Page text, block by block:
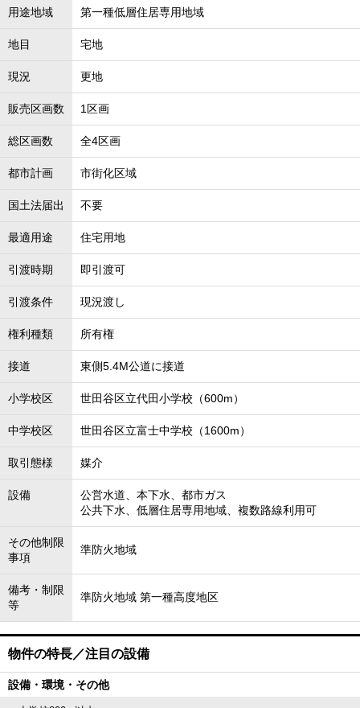
用途地域 第一種低層住居専用地域
地目 宅地
現況 更地
販売区画数 1区画
総区画数 全4区画
都市計画 市街化区域
国土法届出 不要
最適用途 住宅用地
引渡時期 即引渡可
引渡条件 現況渡し
権利種類 所有権
接道 東側5.4M公道に接道
小学校区 世田谷区立代田小学校（600m）
中学校区 世田谷区立富士中学校（1600m）
取引態様 媒介
設備
公営水道、本下水、都市ガス
公共下水、低層住居専用地域、複数路線利用可
その他制限
事項
準防火地域
備考・制限
等
準防火地域 第一種高度地区
物件の特長／注目の設備
設備・環境・その他